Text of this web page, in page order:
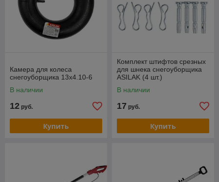
Камера для колеса
снегоуборщика 13х4.10-6
В наличии
12 руб.
Купить
Комплект штифтов срезных
для шнека снегоуборщика
ASILAK (4 шт.)
В наличии
17 руб.
Купить